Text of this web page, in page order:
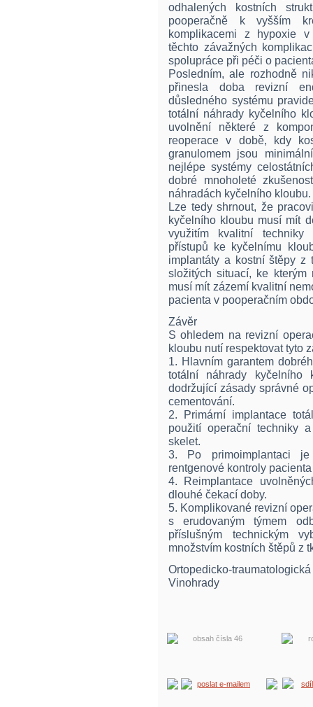
odhalených kostních
pooperačně k vyšším
komplikacemi z hypoxie
těchto závažných
spolupráce při péči o
Posledním, ale rozhodně
přinesla doba revizní
důsledného systému
totální náhrady kyčelního
uvolnění některé z
reoperace v době, kdy
granulomem jsou
nejlépe systémy
dobré mnoholeté
náhradách kyčelního kloubu.
Lze tedy shrnout, že
kyčelního kloubu musí mít
využitím kvalitní techniky
přístupů ke kyčelnímu
implantáty a kostní štěpy z
složitých situací, ke
musí mít zázemí kvalitní
pacienta v pooperačním
Závěr
S ohledem na revizní
kloubu nutí respektovat tyto
1. Hlavním garantem
totální náhrady kyčelního
dodržující zásady správné
cementování.
2. Primární implantace
použití operační techniky
skelet.
3. Po primoimplantaci
rentgenové kontroly
4. Reimplantace
dlouhé čekací doby.
5. Komplikované revizní
s erudovaným týmem
příslušným technickým
množstvím kostních štěpů z
Ortopedicko-
Vinohrady
obsah čísla 46
poslat e-mailem